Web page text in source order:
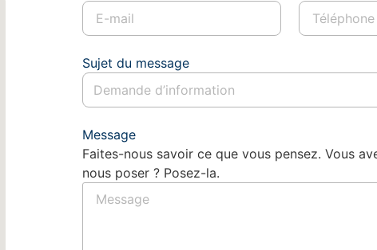
Sujet du message
Message
Faites-nous savoir ce que vous pensez. Vous
nous poser ? Posez-la.